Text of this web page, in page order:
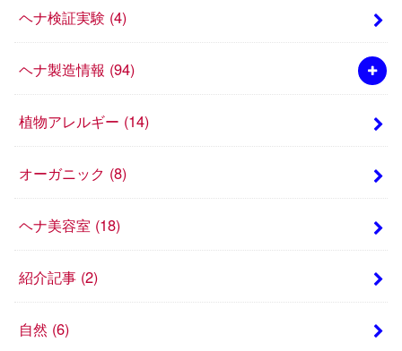
ヘナ検証実験 (4)
ヘナ製造情報 (94)
植物アレルギー (14)
オーガニック (8)
ヘナ美容室 (18)
紹介記事 (2)
自然 (6)